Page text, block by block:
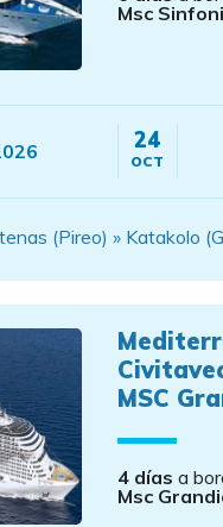
Msc
24
OCT
(Pireo) » Katakolo
MSC
4 días a
Msc